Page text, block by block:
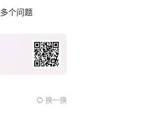
个问题
换一换